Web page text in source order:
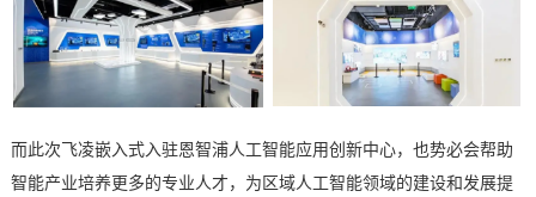
而此次 飞凌嵌入式入驻恩智浦人工智能应用创新中心，也势必会帮助
智能产业培养更多的专业人才，为 区域人工智能领域的建设和发展提